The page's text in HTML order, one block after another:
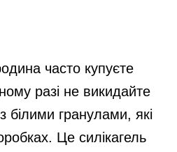
часто купуєте
разі не викидайте
білими гранулами, які
Це силікагель